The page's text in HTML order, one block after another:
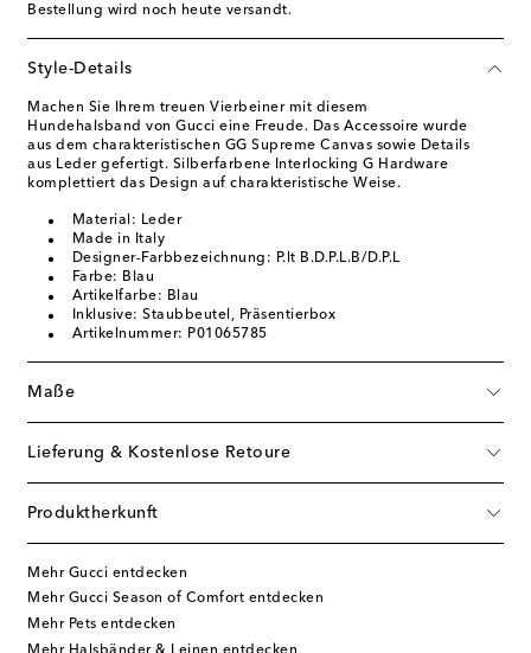
Bestellung wird noch heute versandt.
Style-Details
Machen Sie Ihrem treuen Vierbeiner mit diesem
Hundehalsband von Gucci eine Freude. Das Accessoire wurde
aus dem charakteristischen GG Supreme Canvas sowie Details
aus Leder gefertigt. Silberfarbene Interlocking G Hardware
komplettiert das Design auf charakteristische Weise.
Material: Leder
Made in Italy
Designer-Farbbezeichnung: P.lt B.D.P.L.B/D.P.L
Farbe: Blau
Artikelfarbe: Blau
Inklusive: Staubbeutel, Präsentierbox
Artikelnummer: P01065785
Maße
Lieferung & Kostenlose Retoure
Produktherkunft
Mehr Gucci entdecken
Mehr Gucci Season of Comfort entdecken
Mehr Pets entdecken
Mehr Halsbänder & Leinen entdecken